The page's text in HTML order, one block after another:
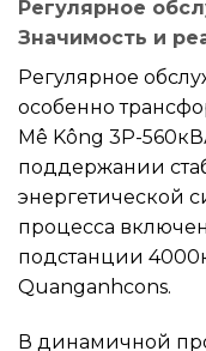
Регулярное
Значимость и
Регулярное
особенно
Mê Kông 3P-
поддержании
энергетической
процесса
подстанции
Quanganhcons.
В динамичной